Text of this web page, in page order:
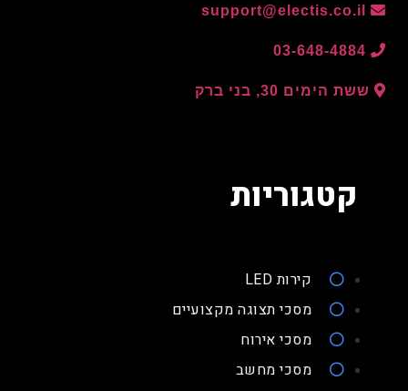
support@electis.co.il
03-648-4884
ששת הימים 30, בני ברק
קטגוריות
קירות LED
מסכי תצוגה מקצועיים
מסכי אירוח
מסכי מחשב